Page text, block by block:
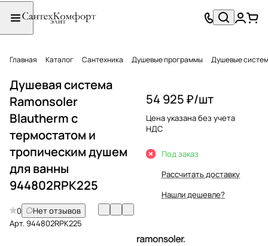
Главная Каталог Сантехника Душевые программы Душевые
Душевая система
Ramonsoler
Blautherm с
термостатом и
тропическим душем
для ванны
944802RPK225
0
Нет отзывов
Арт.944802RPK225
54 925 ₽/шт
Цена указана без учета
НДС
Под заказ
Рассчитать доставку
Нашли дешевле?